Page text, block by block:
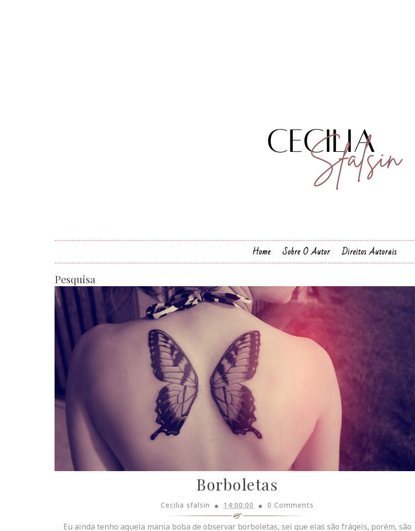
Home Sobre O Autor Direitos Autorais
Pesquisa
Borboletas
Cecilia sfalsin 14:00:00 0 Comments
Eu ainda tenho aquela mania boba de observar borboletas, sei que elas são frágeis, porém, são